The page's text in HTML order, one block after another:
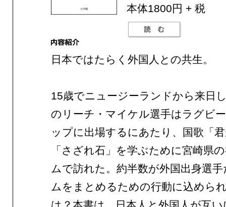
本体1800円 + 税
日本ではたらく外国人との共生。
15歳でニュージーランドから来日
のリーチ・マイケル選手はラグビ
ップに出場するにあたり、国歌「
「さざれ石」を学ぶために宮崎県
ムで訪れた。約半数が外国出身選
ムをまとめるための行動に込めら